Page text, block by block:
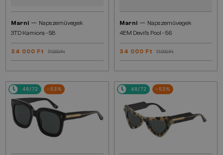
Marni — Napszemüvegek
3TD Kamiora - 58
34 000 Ft 71 000 Ft
Marni — Napszemüvegek
4EM Devil's Pool - 56
34 000 Ft 71 000 Ft
48/72 -53% 48/72 -53%